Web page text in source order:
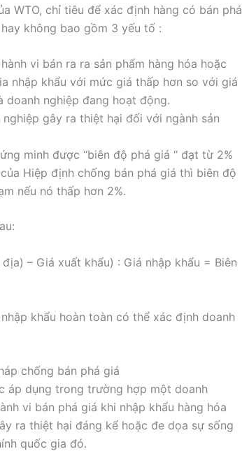
WTO, chỉ tiêu để xác định hàng có bán phá
không bao gồm 3 yếu tố :
vi bán ra ra sản phẩm hàng hóa hoặc
nhập khẩu với mức giá thấp hơn so với giá
nghiệp đang hoạt động.
gây ra thiệt hại đối với ngành sản
minh được “biên độ phá giá “ đạt từ 2%
Hiệp định chống bán phá giá thì biên độ
nếu nó thấp hơn 2%.
– Giá xuất khẩu) : Giá nhập khẩu = Biên
khẩu hoàn toàn có thể xác định doanh
chống bán phá giá
áp dụng trong trường hợp một doanh
vi bán phá giá khi nhập khẩu hàng hóa
ra thiệt hại đáng kể hoặc đe dọa sự sống
quốc gia đó.